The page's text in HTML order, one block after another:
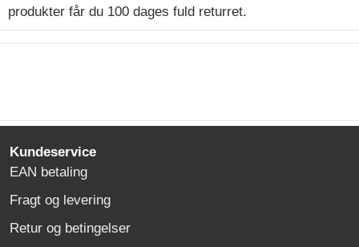
produkter får du 100 dages fuld returret.
Kundeservice
EAN betaling
Fragt og levering
Retur og betingelser